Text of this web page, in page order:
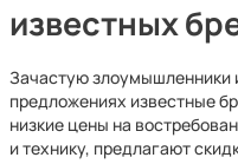
известных
Зачастую злоумышленники
предложениях известные
низкие цены на
и технику, предлагают